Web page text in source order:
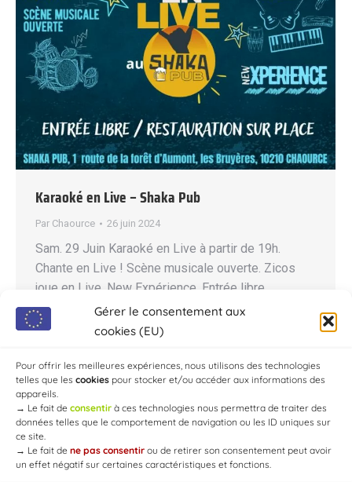
Gérer le consentement aux
cookies (EU)
Pour offrir les meilleures expériences, nous utilisons des technologies
telles que les cookies pour stocker et/ou accéder aux informations des
appareils.
→ Le fait de consentir à ces technologies nous permettra de traiter des
données telles que le comportement de navigation ou les ID uniques sur
ce site.
→ Le fait de ne pas consentir ou de retirer son consentement peut avoir
un effet négatif sur certaines caractéristiques et fonctions.
Karaoké en Live – Shaka Pub
Par Chaource 26 juin 2024
Sam. 29 Juin Karaoké en Live à partir de 19h.
Chante en Live ! Scène musicale ouverte. Zicos
joue en Live. New Expérience. Entrée libre
Restauration sur place Réservation fortement
conseillée ! Le Shaka Pub 📍: 1 route de la forêt
France Tél : +33.6.20.59.71.38